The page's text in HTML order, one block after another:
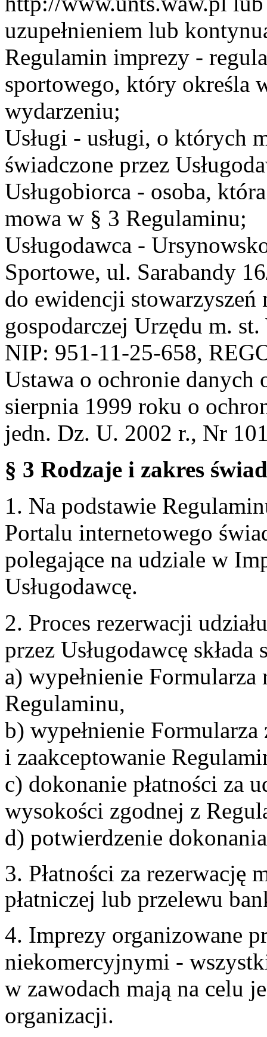
uzupełnieniem lub
Regulamin imprezy -
sportowego, który określa
wydarzeniu;
Usługi - usługi, o których
świadczone przez
Usługobiorca - osoba,
mowa w § 3 Regulaminu;
Usługodawca -
Sportowe, ul. Sarabandy
do ewidencji stowarzyszeń
gospodarczej Urzędu m.
NIP: 951-11-25-658,
Ustawa o ochronie danych
sierpnia 1999 roku o
jedn. Dz. U. 2002 r., Nr
§ 3 Rodzaje i zakres
1. Na podstawie
Portalu internetowego
polegające na udziale w
Usługodawcę.
2. Proces rezerwacji
przez Usługodawcę
a) wypełnienie
Regulaminu,
b) wypełnienie Formularza
i zaakceptowanie
c) dokonanie płatności za
wysokości zgodnej z
d) potwierdzenie
3. Płatności za rezerwację
płatniczej lub przelewu
4. Imprezy organizowane
niekomercyjnymi -
w zawodach mają na celu
organizacji.